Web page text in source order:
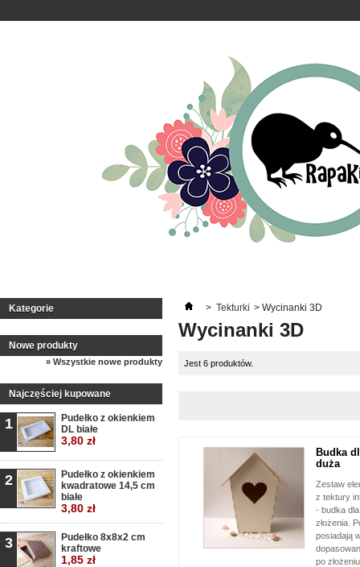
Kategorie
Nowe produkty
» Wszystkie nowe produkty
Najczęściej kupowane
1
Pudełko z okienkiem
DL białe
3,80 zł
2
Pudełko z okienkiem
kwadratowe 14,5 cm
białe
3,80 zł
3
Pudełko 8x8x2 cm
kraftowe
1,85 zł
> Tekturki > Wycinanki 3D
Wycinanki 3D
Jest 6 produktów.
Budka
duża
Zestaw
z tektury
- budka
złożenia.
posiadają
po